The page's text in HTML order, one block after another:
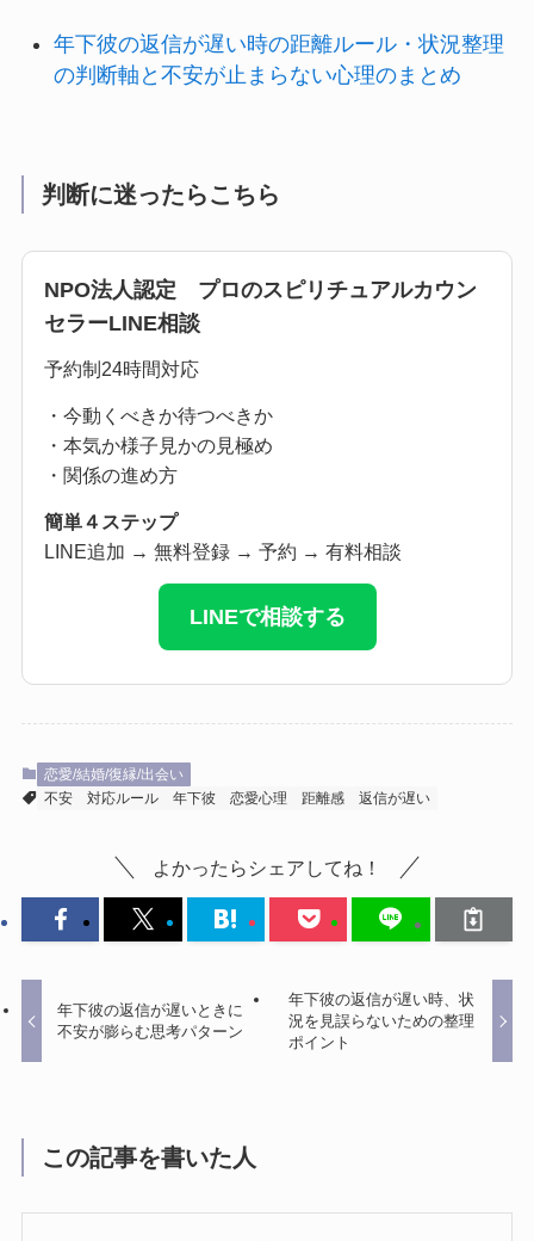
年下彼の返信が遅い時の距離ルール・状況整理
の判断軸と不安が止まらない心理のまとめ
判断に迷ったらこちら
NPO法人認定 プロのスピリチュアルカウン
セラーLINE相談
予約制24時間対応
・今動くべきか待つべきか
・本気か様子見かの見極め
・関係の進め方
簡単４ステップ
LINE追加 → 無料登録 → 予約 → 有料相談
LINEで相談する
恋愛/結婚/復縁/出会い
不安
対応ルール 年下彼 恋愛心理 距離感 返信が遅い
よかったらシェアしてね！
年下彼の返信が遅いときに
不安が膨らむ思考パターン
年下彼の返信が遅い時、状
況を見誤らないための整理
ポイント
この記事を書いた人